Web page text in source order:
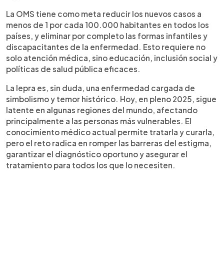
La OMS tiene como meta reducir los nuevos casos a
menos de 1 por cada 100.000 habitantes en todos los
países, y eliminar por completo las formas infantiles y
discapacitantes de la enfermedad. Esto requiere no
solo atención médica, sino educación, inclusión social y
políticas de salud pública eficaces.
La lepra es, sin duda, una enfermedad cargada de
simbolismo y temor histórico. Hoy, en pleno 2025, sigue
latente en algunas regiones del mundo, afectando
principalmente a las personas más vulnerables. El
conocimiento médico actual permite tratarla y curarla,
pero el reto radica en romper las barreras del estigma,
garantizar el diagnóstico oportuno y asegurar el
tratamiento para todos los que lo necesiten.